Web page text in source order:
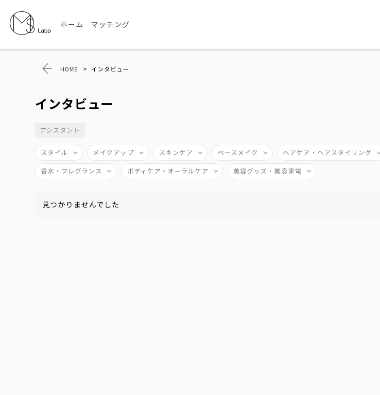
ホーム マッチング
HOME > インタビュー
インタビュー
アシスタント
スタイル メイクアップ スキンケア ベースメイク
ヘアケア・ヘアスタイリング
香水・フレグランス
ボディケア・オーラルケア 美容グッズ・美容家電
見つかりませんでした